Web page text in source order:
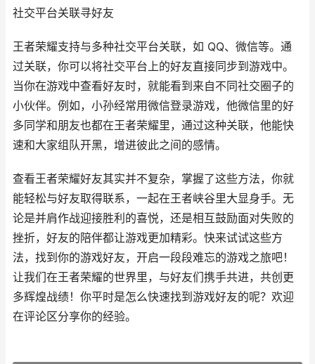
社交平台关联寻好友
王者荣耀支持与多种社交平台关联，如 QQ、微信等。通
过关联，你可以将社交平台上的好友直接同步到游戏中。
当你在游戏中查看好友时，就能看到来自不同社交圈子的
小伙伴。例如，小孙经常用微信登录游戏，他微信里的好
多同学和朋友也都在王者荣耀里，通过这种关联，他能快
速和大家组队开黑，增进彼此之间的感情。
查看王者荣耀好友其实并不复杂，掌握了这些方法，你就
能轻松与好友取得联系，一起在王者峡谷里大显身手。无
论是并肩作战迎接胜利的喜悦，还是相互鼓励面对失败的
挫折，好友的陪伴都让游戏更加精彩。快来试试这些方
法，找到你的游戏好友，开启一段段难忘的游戏之旅吧！
让我们在王者荣耀的世界里，与好友们携手共进，共创更
多辉煌战绩！你平时是怎么快速找到游戏好友的呢？欢迎
在评论区分享你的经验。